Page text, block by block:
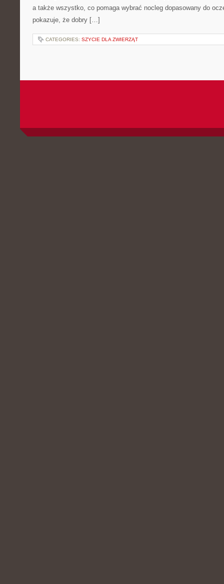
a także wszystko, co pomaga wybrać nocleg dopasowany do
pokazuje, że dobry […]
CATEGORIES: SZYCIE DLA ZWIERZĄT